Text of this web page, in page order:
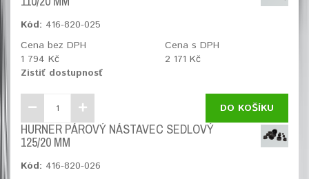
Kód: 416-820-025
Cena bez DPH
1 794 Kč
Cena s DPH
2 171 Kč
Zistiť dostupnosť
DO KOŠÍKU
HURNER PÁROVÝ NÁSTAVEC SEDLOVÝ
125/20 MM
Kód: 416-820-026